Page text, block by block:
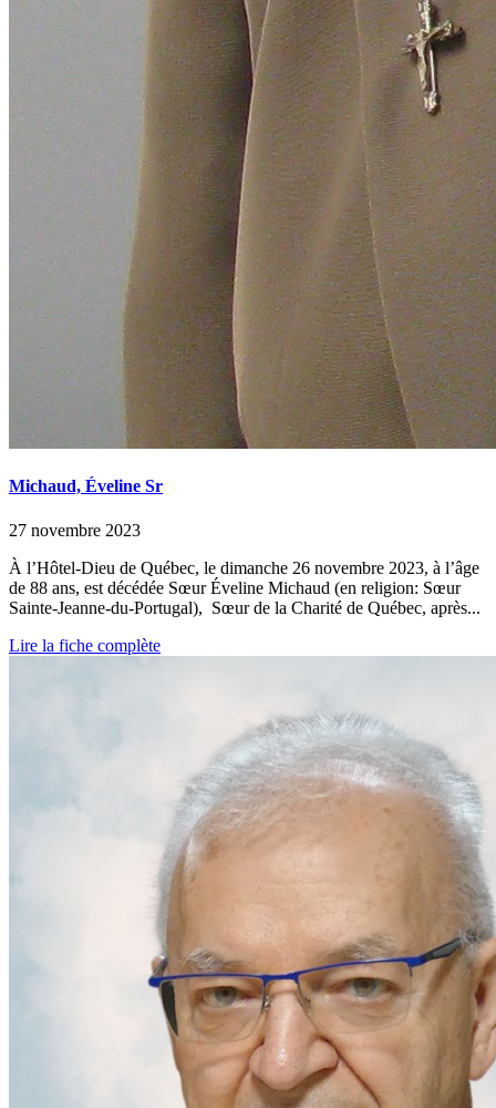
Michaud, Éveline Sr
27 novembre 2023
À l’Hôtel-Dieu de Québec, le dimanche 26 novembre 2023, à l’âge
de 88 ans, est décédée Sœur Éveline Michaud (en religion: Sœur
Sainte-Jeanne-du-Portugal), Sœur de la Charité de Québec, après...
Lire la fiche complète